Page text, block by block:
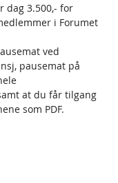
dag 3.500,- for
i Forumet
ved
pausemat på
at du får tilgang
som PDF.